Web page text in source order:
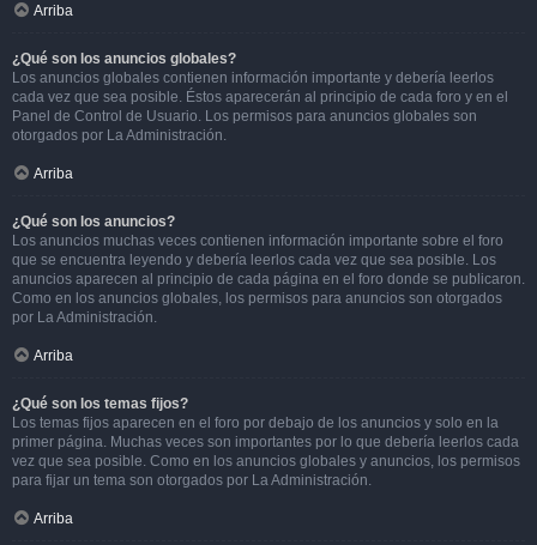
Arriba
¿Qué son los anuncios globales?
Los anuncios globales contienen información importante y debería leerlos
cada vez que sea posible. Éstos aparecerán al principio de cada foro y en el
Panel de Control de Usuario. Los permisos para anuncios globales son
otorgados por La Administración.
Arriba
¿Qué son los anuncios?
Los anuncios muchas veces contienen información importante sobre el foro
que se encuentra leyendo y debería leerlos cada vez que sea posible. Los
anuncios aparecen al principio de cada página en el foro donde se publicaron.
Como en los anuncios globales, los permisos para anuncios son otorgados
por La Administración.
Arriba
¿Qué son los temas fijos?
Los temas fijos aparecen en el foro por debajo de los anuncios y solo en la
primer página. Muchas veces son importantes por lo que debería leerlos cada
vez que sea posible. Como en los anuncios globales y anuncios, los permisos
para fijar un tema son otorgados por La Administración.
Arriba